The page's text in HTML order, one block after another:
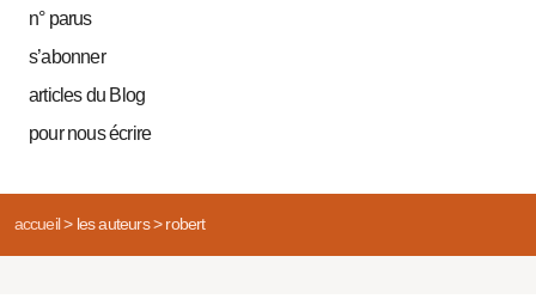
n° parus
s’abonner
articles du Blog
pour nous écrire
accueil> les auteurs> robert